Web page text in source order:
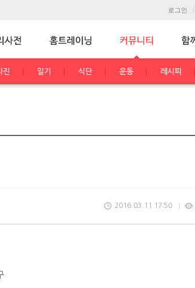
로그인
진 일기 식단 운동 레시피
2016.03.11 17:50